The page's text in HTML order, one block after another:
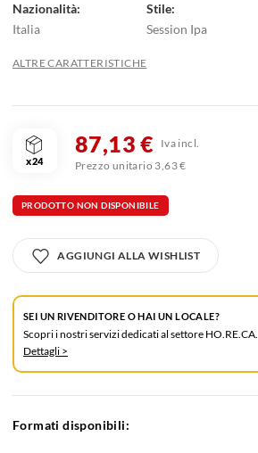
x24
87,13 €
Iva incl.
Prezzo unitario 3,63 €
Nazionalità
Italia
Stile
Session Ipa
ALTRE CARATTERISTICHE
PRODOTTO NON DISPONIBILE
AGGIUNGI ALLA WISHLIST
SEI UN RIVENDITORE O HAI UN LOCALE?
Scopri i nostri servizi dedicati al settore HO.RE.CA.
Dettagli >
Formati disponibili: